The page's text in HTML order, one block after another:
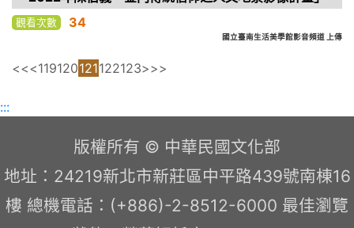
觀看次數 34
國立臺南生活美學館影音頻道 上傳
<<<119120121122123>>>
:::
版權所有 © 中華民國文化部
地址：24219新北市新莊區中平路439號南棟16
樓 總機電話：(+886)-2-8512-6000 最佳瀏覽